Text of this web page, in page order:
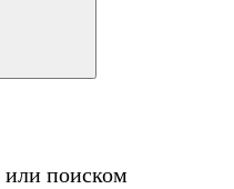
или поиском